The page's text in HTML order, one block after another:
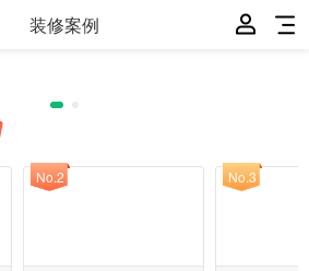
装修案例
No.2 No.3